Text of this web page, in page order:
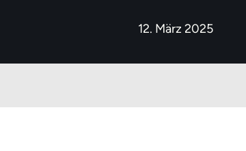
12. März 2025